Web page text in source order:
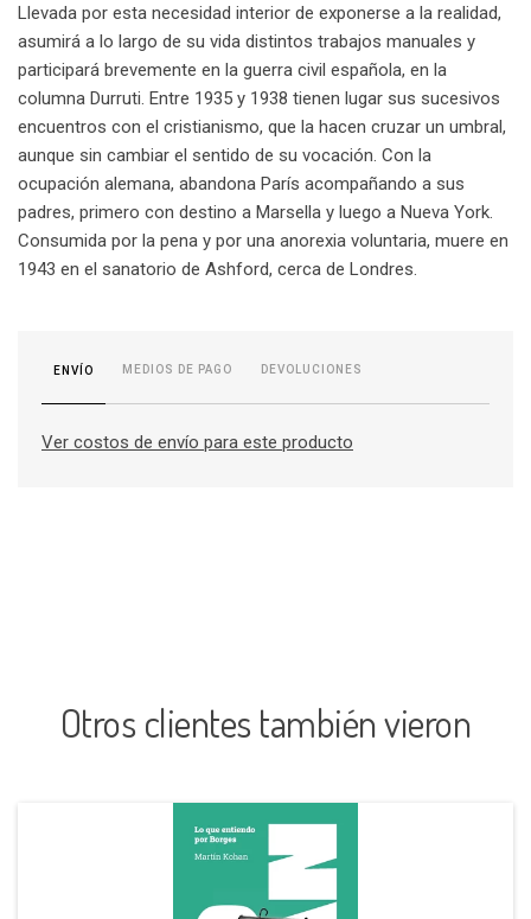
Llevada por esta necesidad interior de exponerse a la realidad,
asumirá a lo largo de su vida distintos trabajos manuales y
participará brevemente en la guerra civil española, en la
columna Durruti. Entre 1935 y 1938 tienen lugar sus sucesivos
encuentros con el cristianismo, que la hacen cruzar un umbral,
aunque sin cambiar el sentido de su vocación. Con la
ocupación alemana, abandona París acompañando a sus
padres, primero con destino a Marsella y luego a Nueva York.
Consumida por la pena y por una anorexia voluntaria, muere en
1943 en el sanatorio de Ashford, cerca de Londres.
ENVÍO MEDIOS DE PAGO DEVOLUCIONES
Ver costos de envío para este producto
Otros clientes también vieron